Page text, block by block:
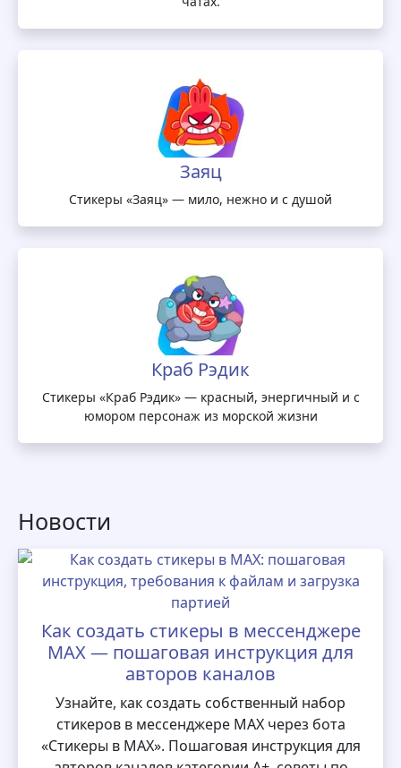
Заяц
Стикеры «Заяц» — мило, нежно и с душой
Краб Рэдик
Стикеры «Краб Рэдик» — красный, энергичный и с
юмором персонаж из морской жизни
Новости
Как создать стикеры в мессенджере
MAX — пошаговая инструкция для
авторов каналов
Узнайте, как создать собственный набор
стикеров в мессенджере MAX через бота
«Стикеры в MAX». Пошаговая инструкция для